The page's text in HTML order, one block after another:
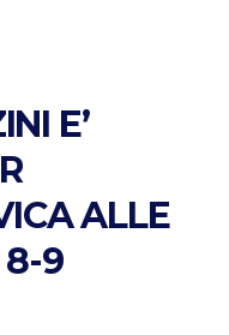
E’
ALLE
8-9